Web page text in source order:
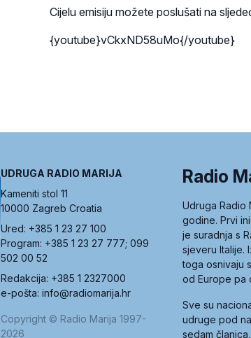
Cijelu emisiju možete poslušati na
{youtube}vCkxND58uMo{/youtube}
UDRUGA RADIO MARIJA
Kameniti stol 11
10000 Zagreb Croatia
Ured: +385 1 23 27 100
Program: +385 1 23 27 777; 099
502 00 52
Redakcija: +385 1 2327000
e-pošta: info@radiomarija.hr
Copyright © Radio Marija 1997-
2026
Radio
Udruga Radio
godine. Prvi
je suradnja s
sjeveru Italije.
toga osnivaju
od Europe pa
Sve su
udruge pod
sedam